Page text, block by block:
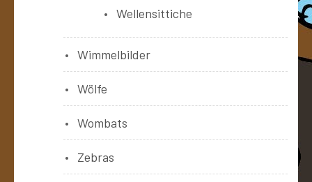
Wellensittiche
Wimmelbilder
Wölfe
Wombats
Zebras